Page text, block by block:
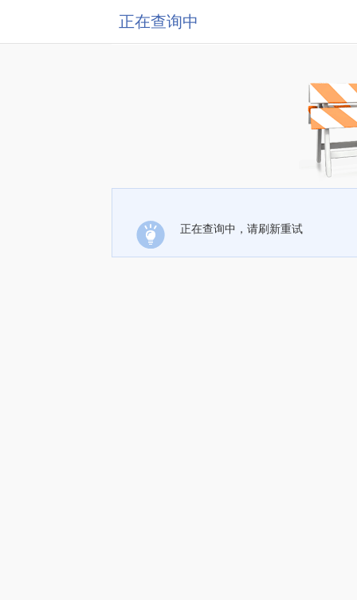
正在查询中
正在查询中，请刷新重试